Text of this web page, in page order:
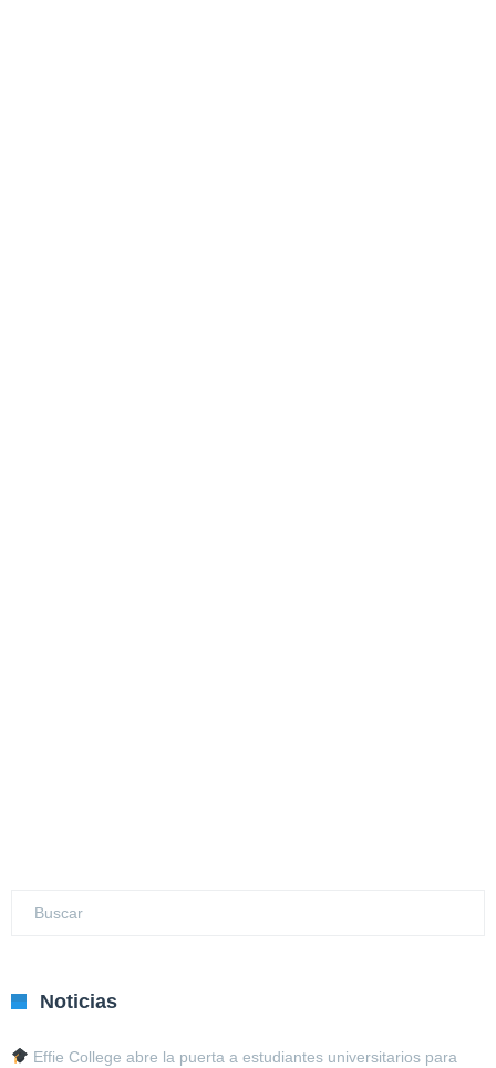
Noticias
Effie College abre la puerta a estudiantes universitarios para